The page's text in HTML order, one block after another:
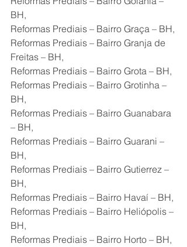
BH,
Reformas Prediais – Bairro Graça – BH,
Reformas Prediais – Bairro Granja de
Freitas – BH,
Reformas Prediais – Bairro Grota – BH,
Reformas Prediais – Bairro Grotinha –
BH,
Reformas Prediais – Bairro Guanabara
– BH,
Reformas Prediais – Bairro Guarani –
BH,
Reformas Prediais – Bairro Gutierrez –
BH,
Reformas Prediais – Bairro Havaí – BH,
Reformas Prediais – Bairro Heliópolis –
BH,
Reformas Prediais – Bairro Horto – BH,